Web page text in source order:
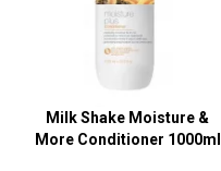
Milk Shake Moisture &
More Conditioner 1000ml